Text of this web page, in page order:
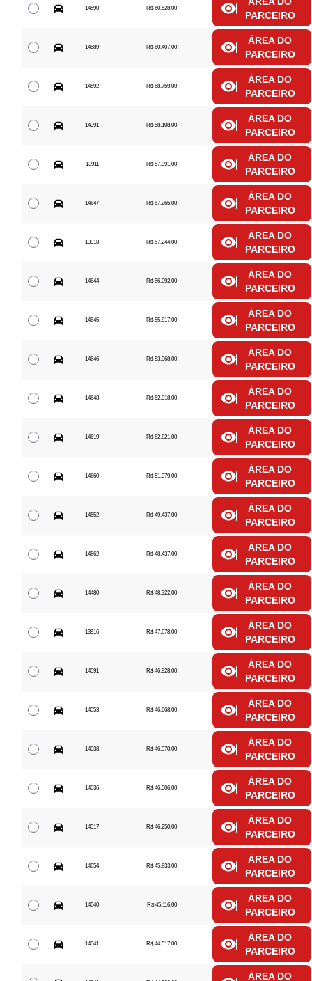
14590 R$ 60.528,00
PARCEIRO
14589 R$ 60.407,00
ÁREA DO
PARCEIRO
14592 R$ 58.759,00
ÁREA DO
PARCEIRO
14391 R$ 58.108,00
ÁREA DO
PARCEIRO
13911 R$ 57.391,00
ÁREA DO
PARCEIRO
14647 R$ 57.265,00
ÁREA DO
PARCEIRO
13918 R$ 57.244,00
ÁREA DO
PARCEIRO
14644 R$ 56.092,00
ÁREA DO
PARCEIRO
14645 R$ 55.817,00
ÁREA DO
PARCEIRO
14646 R$ 53.068,00
ÁREA DO
PARCEIRO
14648 R$ 52.918,00
ÁREA DO
PARCEIRO
14619 R$ 52.821,00
ÁREA DO
PARCEIRO
14660 R$ 51.379,00
ÁREA DO
PARCEIRO
14552 R$ 49.437,00
ÁREA DO
PARCEIRO
14662 R$ 48.437,00
ÁREA DO
PARCEIRO
14480 R$ 48.322,00
ÁREA DO
PARCEIRO
13916 R$ 47.678,00
ÁREA DO
PARCEIRO
14591 R$ 46.928,00
ÁREA DO
PARCEIRO
14553 R$ 46.668,00
ÁREA DO
PARCEIRO
14038 R$ 46.570,00
ÁREA DO
PARCEIRO
14036 R$ 46.506,00
ÁREA DO
PARCEIRO
14517 R$ 46.250,00
ÁREA DO
PARCEIRO
14654 R$ 45.833,00
ÁREA DO
PARCEIRO
14040 R$ 45.116,00
ÁREA DO
PARCEIRO
14041 R$ 44.517,00
ÁREA DO
PARCEIRO
ÁREA DO